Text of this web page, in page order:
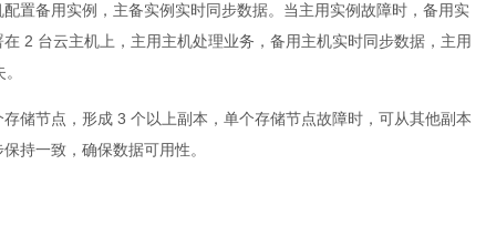
配置备用实例，主备实例实时同步数据。当主用实例故障时，备用实
2 台云主机上，主用主机处理业务，备用主机实时同步数据，主用
储节点，形成 3 个以上副本，单个存储节点故障时，可从其他副本
持一致，确保数据可用性。